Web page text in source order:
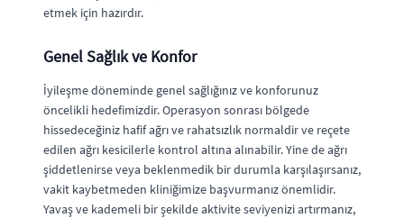
etmek için hazırdır.
Genel Sağlık ve Konfor
İyileşme döneminde genel sağlığınız ve konforunuz
öncelikli hedefimizdir. Operasyon sonrası bölgede
hissedeceğiniz hafif ağrı ve rahatsızlık normaldir ve reçete
edilen ağrı kesicilerle kontrol altına alınabilir. Yine de ağrı
şiddetlenirse veya beklenmedik bir durumla karşılaşırsanız,
vakit kaybetmeden kliniğimize başvurmanız önemlidir.
Yavaş ve kademeli bir şekilde aktivite seviyenizi artırmanız,